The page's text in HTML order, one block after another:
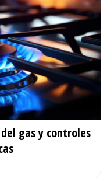
gas y controles